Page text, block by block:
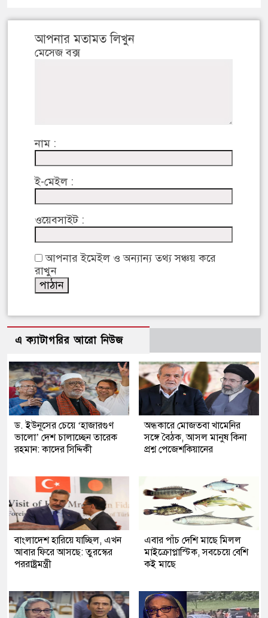
আপনার মতামত লিখুন
মেসেজ বক্স
নাম :
ই-মেইল :
ওয়েবসাইট :
আপনার ইমেইল ও অন্যান্য তথ্য সঞ্চয় করে
রাখুন
এ ক্যাটাগরির আরো নিউজ
ড. ইউনূসের চেয়ে ‘হাজারগুণ
ভালো’ দেশ চালাচ্ছেন তারেক
রহমান: কাদের সিদ্দিকী
অন্ধকারে মোজতবা খামেনির
সঙ্গে বৈঠক, আসল মানুষ কিনা
প্রশ্ন পেজেশকিয়ানের
বাংলাদেশ হারিয়ে যাচ্ছিল, এখন
আবার ফিরে আসছে: তুরস্কের
পররাষ্ট্রমন্ত্রী
এবার পাঁচ দেশি মাছে মিলল
মাইক্রোপ্লাস্টিক, সবচেয়ে বেশি
কই মাছে